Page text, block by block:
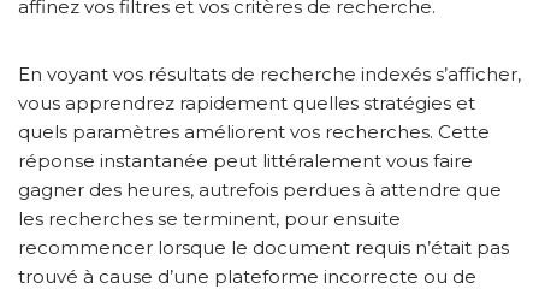
affinez vos filtres et vos critères de recherche.
En voyant vos résultats de recherche indexés s’afficher,
vous apprendrez rapidement quelles stratégies et
quels paramètres améliorent vos recherches. Cette
réponse instantanée peut littéralement vous faire
gagner des heures, autrefois perdues à attendre que
les recherches se terminent, pour ensuite
recommencer lorsque le document requis n’était pas
trouvé à cause d’une plateforme incorrecte ou de